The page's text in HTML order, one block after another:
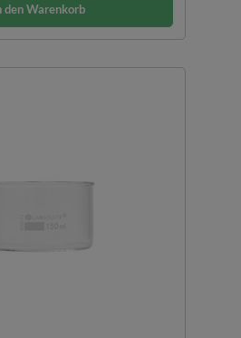
den Warenkorb